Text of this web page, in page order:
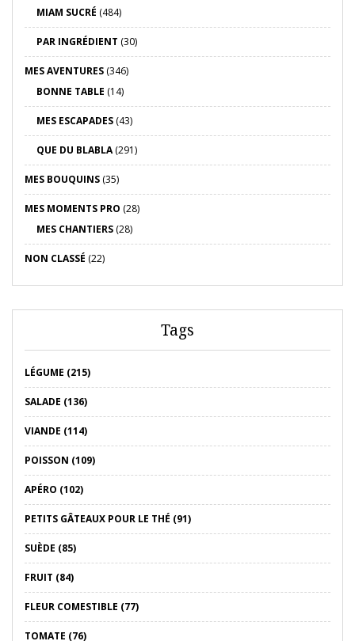
MIAM SUCRÉ (484)
PAR INGRÉDIENT (30)
MES AVENTURES (346)
BONNE TABLE (14)
MES ESCAPADES (43)
QUE DU BLABLA(291)
MES BOUQUINS (35)
MES MOMENTS PRO (28)
MES CHANTIERS (28)
NON CLASSÉ (22)
Tags
LÉGUME (215)
SALADE (136)
VIANDE (114)
POISSON (109)
APÉRO (102)
PETITS GÂTEAUX POUR LE THÉ (91)
SUÈDE (85)
FRUIT (84)
FLEUR COMESTIBLE (77)
TOMATE (76)